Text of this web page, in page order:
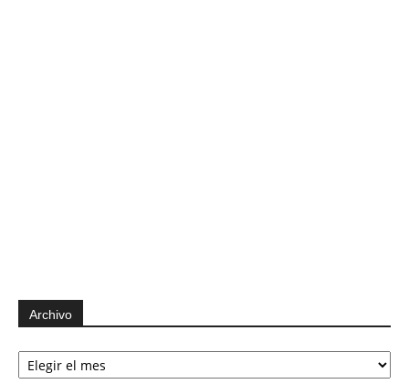
Archivo
Archivo